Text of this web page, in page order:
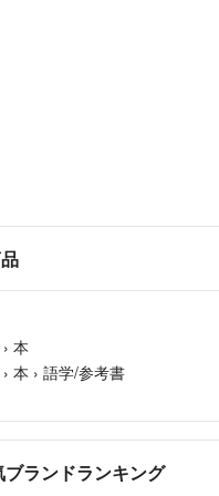
› 本
› 本 › 語学/参考書
ランドランキング